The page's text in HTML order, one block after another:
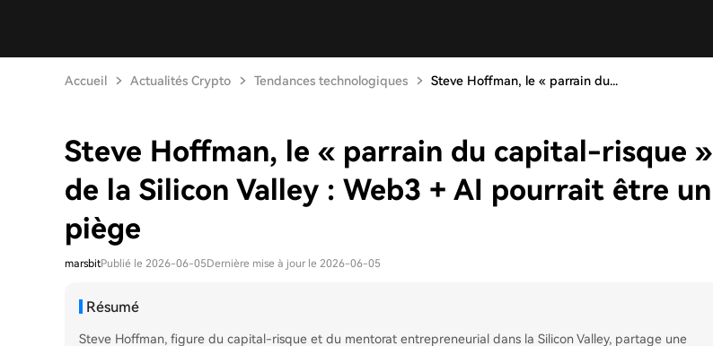
Accueil Actualités Crypto Tendances technologiques Steve Hoffman, le « parrain du...
Steve Hoffman, le « parrain du capital-risque »
de la Silicon Valley : Web3 + AI pourrait être un
piège
marsbitPublié le 2026-06-05Dernière mise à jour le 2026-06-05
Résumé
Steve Hoffman, figure du capital-risque et du mentorat entrepreneurial dans la Silicon Valley, partage une